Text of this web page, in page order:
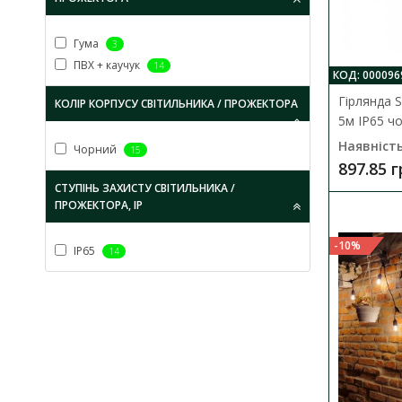
Гума 3
ПВХ + каучук 14
КОЛІР КОРПУСУ СВІТИЛЬНИКА / ПРОЖЕКТОРА
Чорний 15
СТУПІНЬ ЗАХИСТУ СВІТИЛЬНИКА /
ПРОЖЕКТОРА, IP
IP65 14
-10%
-10%
-10%
-10%
КОД:
Гірлянда
5м IP65
897.85
-10%